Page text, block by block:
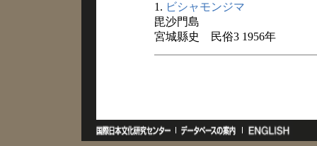
1. ビシャモンジマ
毘沙門島
宮城縣史 民俗3 1956年